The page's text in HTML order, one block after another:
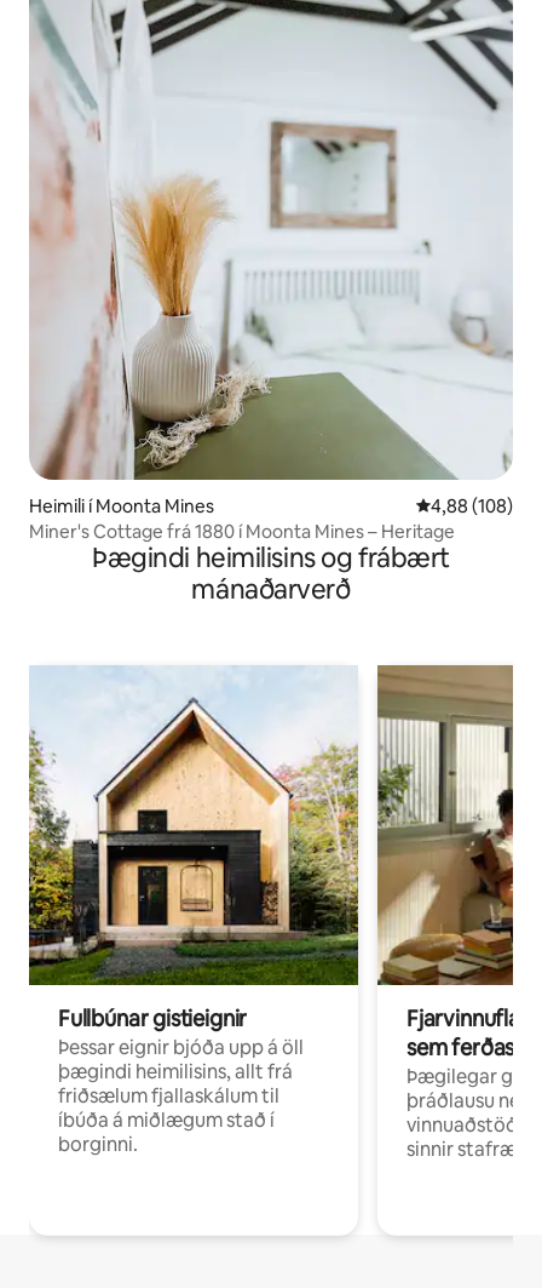
Heimili í Moonta Mines 4,88 af 5 í
4,88 (108)
Miner's Cottage frá 1880 í Moonta Mines – Heritage
Þægindi heimilisins og frábært
mánaðarverð
Fullbúnar gistieignir
Þessar eignir bjóða upp á öll
þægindi heimilisins, allt frá
friðsælum fjallaskálum til
íbúða á miðlægum stað í
borginni.
sem ferðast
Þægilegar
þráðlausu neti
vinnuaðstöðu
sinnir